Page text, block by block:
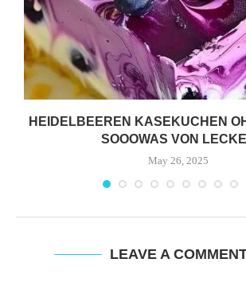
HEIDELBEEREN KASEKUCHEN
SOOOWAS VON
May 26, 2025
LEAVE A